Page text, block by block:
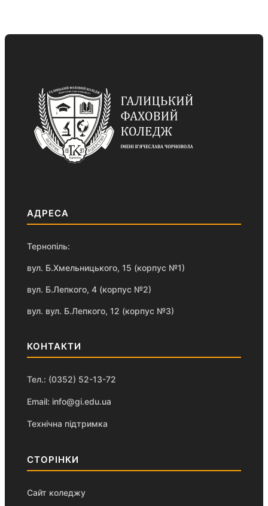
АДРЕСА
Тернопіль:
вул. Б.Хмельницького, 15 (корпус №1)
вул. Б.Лепкого, 4 (корпус №2)
вул. вул. Б.Лепкого, 12 (корпус №3)
КОНТАКТИ
Тел.: (0352) 52-13-72
Email: info@gi.edu.ua
Технічна підтримка
СТОРІНКИ
Сайт коледжу